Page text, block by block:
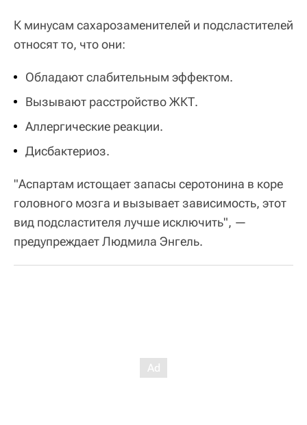
К минусам сахарозаменителей и подсластителей
относят то, что они:
Обладают слабительным эффектом.
Вызывают расстройство ЖКТ.
Аллергические реакции.
Дисбактериоз.
"Аспартам истощает запасы серотонина в коре
головного мозга и вызывает зависимость, этот
вид подсластителя лучше исключить", —
предупреждает Людмила Энгель.